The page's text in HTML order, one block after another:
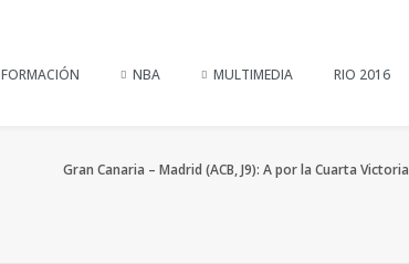
FORMACIÓN NBA MULTIMEDIA RIO 2016
Gran Canaria – Madrid (ACB, J9): A por la Cuarta